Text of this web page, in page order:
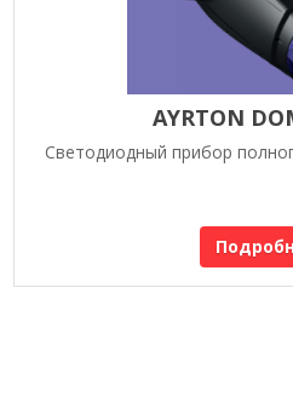
AYRTON
Светодиодный прибор